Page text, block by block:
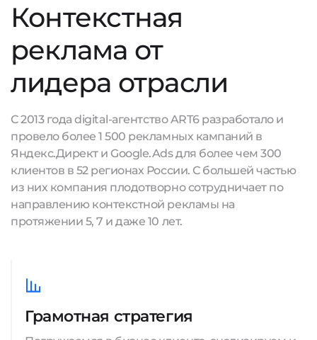
Контекстная
реклама от
лидера отрасли
С 2013 года digital-агентство ART6 разработало и
провело более 1 500 рекламных кампаний в
Яндекс.Директ и Google.Ads для более чем 300
клиентов в 52 регионах России. С большей частью
из них компания плодотворно сотрудничает по
направлению контекстной рекламы на
протяжении 5, 7 и даже 10 лет.
Грамотная стратегия